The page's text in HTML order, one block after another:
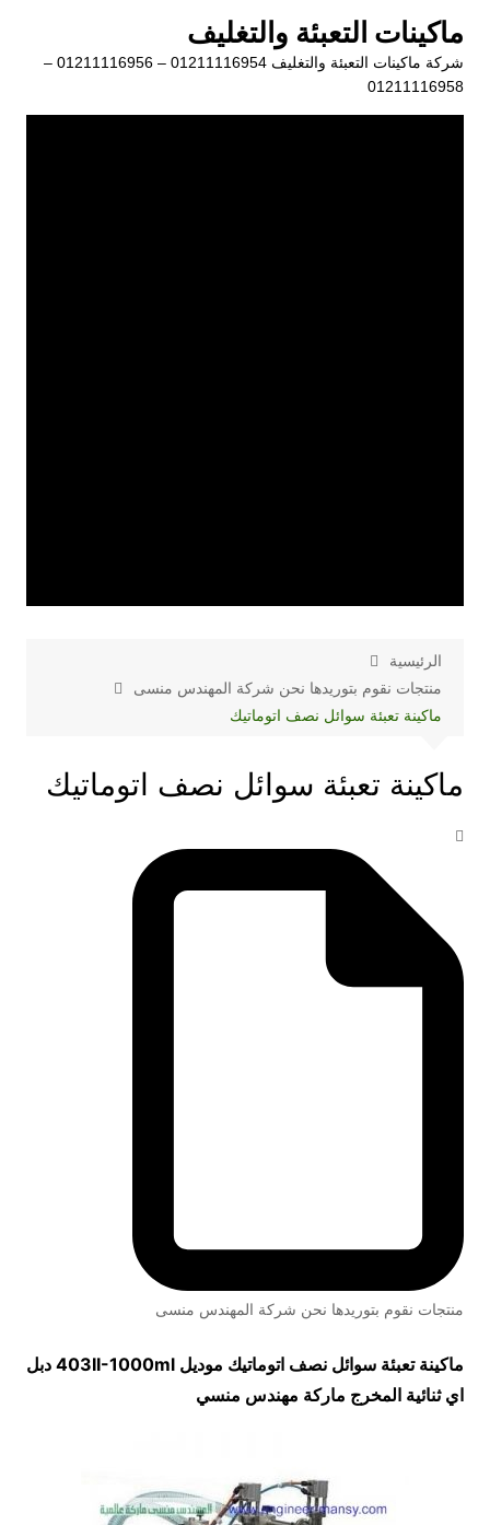
المحتوى
ماكينات التعبئة والتغليف
شركة ماكينات التعبئة والتغليف 01211116954 – 01211116956 –
01211116958
الرئيسية
منتجات نقوم بتوريدها نحن شركة المهندس منسى
ماكينة تعبئة سوائل نصف اتوماتيك
ماكينة تعبئة سوائل نصف اتوماتيك
منتجات نقوم بتوريدها نحن شركة المهندس منسى
ماكينة تعبئة سوائل نصف اتوماتيك موديل 403II-1000mlدبل
اي ثنائية المخرج ماركة مهندس منسي